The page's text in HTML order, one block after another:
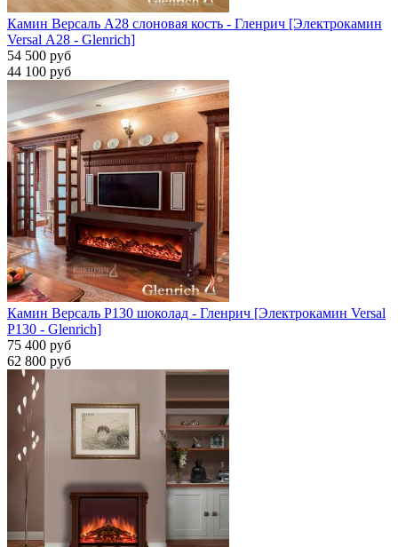
Камин Версаль A28 слоновая кость - Гленрич [Электрокамин
Versal А28 - Glenrich]
54 500 руб
44 100 руб
Камин Версаль P130 шоколад - Гленрич [Электрокамин Versal
P130 - Glenrich]
75 400 руб
62 800 руб